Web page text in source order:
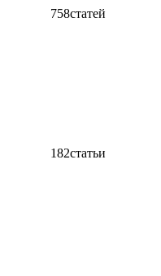
758статей
182статьи